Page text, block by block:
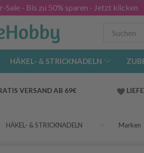
Sale - Bis zu 50% sparen - Jetzt klicken
HÄKEL- & STRICKNADELN
VERSAND AB 69€
HÄKEL- & STRICKNADELN Marken